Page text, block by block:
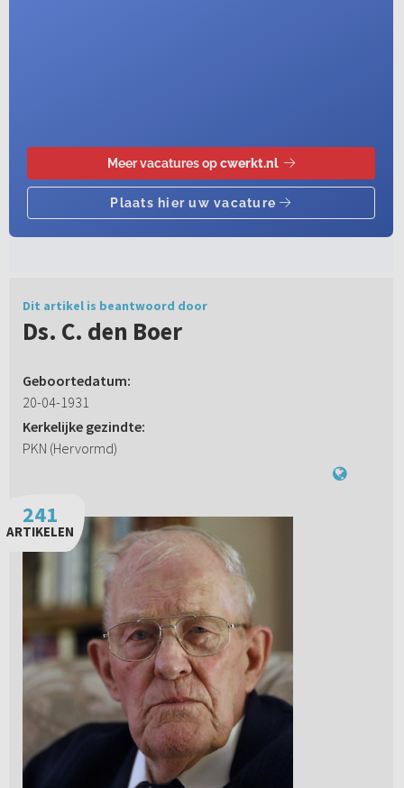
Dit artikel is beantwoord door
Ds. C. den Boer
Geboortedatum:
20-04-1931
Kerkelijke gezindte:
PKN (Hervormd)
241
ARTIKELEN